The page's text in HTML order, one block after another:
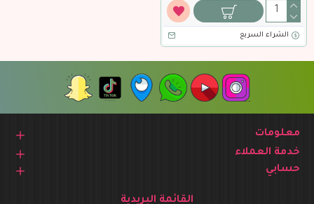
الشراء السريع
معلومات
خدمة العملاء
حسابي
القائمة البريدية